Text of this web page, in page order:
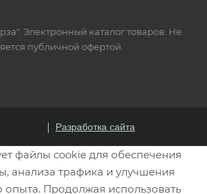
Электронный каталог товаров. Не
публичной офертой.
Разработка сайта
файлы cookie для обеспечения
анализа трафика и улучшения
опыта. Продолжая использовать